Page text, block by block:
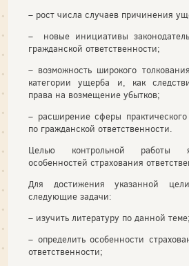
– рост числа случаев причинения
– новые инициативы
гражданской ответственности;
– возможность широкого
категории ущерба и, как
права на возмещение убытков;
– расширение сферы
по гражданской ответственности.
Целью контрольной работы
особенностей страхования
Для достижения указанной
следующие задачи:
– изучить литературу по данной теме;
– определить особенности
ответственности;